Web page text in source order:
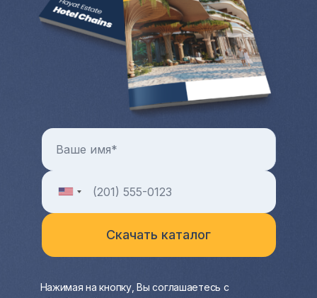
Больше преимуществ и особенностей от
покупки квартиры и любой другой зарубежной
недвижимости в целом можно узнать на
индивидуальной консультации с менеджером
Нажимая на кнопку, Вы соглашаетесь с